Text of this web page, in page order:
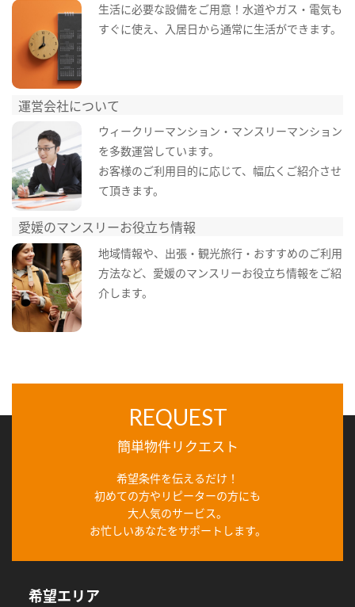
生活に必要な設備をご用意！水道やガス・電気も
すぐに使え、入居日から通常に生活ができます。
運営会社について
ウィークリーマンション・マンスリーマンション
を多数運営しています。
お客様のご利用目的に応じて、幅広くご紹介させ
て頂きます。
愛媛のマンスリーお役立ち情報
地域情報や、出張・観光旅行・おすすめのご利用
方法など、愛媛のマンスリーお役立ち情報をご紹
介します。
REQUEST
簡単物件リクエスト
希望条件を伝えるだけ！
初めての方やリピーターの方にも
大人気のサービス。
お忙しいあなたをサポートします。
希望エリア